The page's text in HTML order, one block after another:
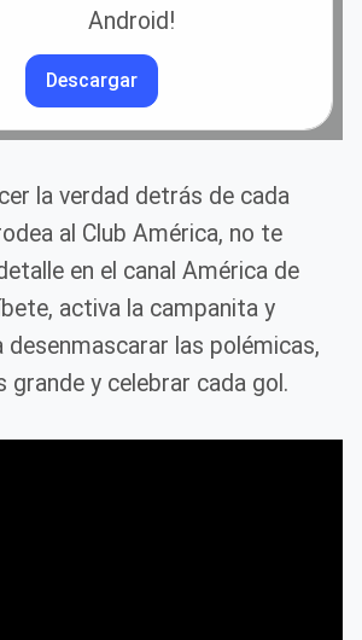
Android!
Descargar
la verdad detrás de cada
al Club América, no te
en el canal América de
activa la campanita y
desenmascarar las polémicas,
grande y celebrar cada gol.